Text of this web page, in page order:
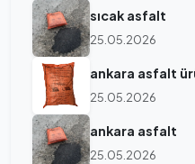
sıcak asfalt
25.05.2026
ankara asfalt
25.05.2026
ankara asfalt
25.05.2026